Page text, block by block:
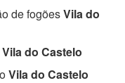
de fogõesVila do
Vila do Castelo
Vila do Castelo